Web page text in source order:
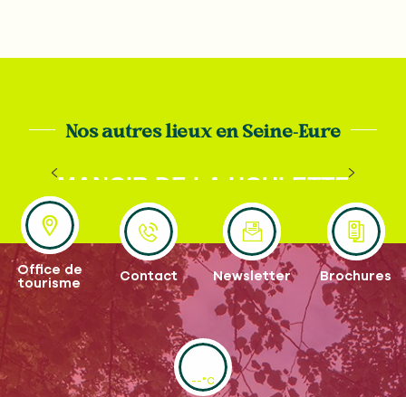
Nos autres lieux en Seine-Eure
MANOIR DE LA HOULETTE
Office de
tourisme
Contact Newsletter Brochures
--°C